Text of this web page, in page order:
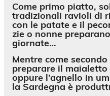
Come primo piatto,
tradizionali ravioli di
con le patate e il
zie o nonne
giornate…
Mentre come
preparare il
oppure l’agnello in
la Sardegna è